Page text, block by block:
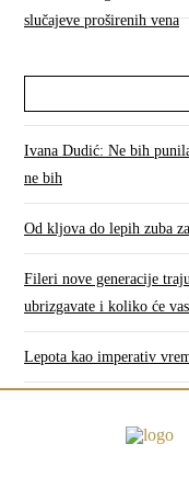
slučajeve proširenih vena
Ivana Dudić: Ne bih
ne bih
Od kljova do lepih zuba
Fileri nove generacije
ubrizgavate i koliko će
Lepota kao imperativ